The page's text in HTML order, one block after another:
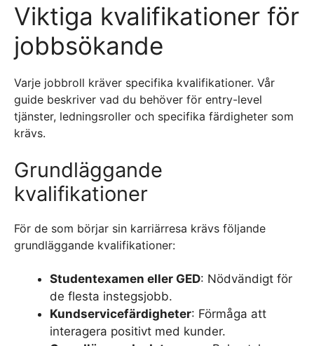
Viktiga kvalifikationer för
jobbsökande
Varje jobbroll kräver specifika kvalifikationer. Vår
guide beskriver vad du behöver för entry-level
tjänster, ledningsroller och specifika färdigheter som
krävs.
Grundläggande
kvalifikationer
För de som börjar sin karriärresa krävs följande
grundläggande kvalifikationer:
Studentexamen eller GED: Nödvändigt för
de flesta instegsjobb.
Kundservicefärdigheter: Förmåga att
interagera positivt med kunder.